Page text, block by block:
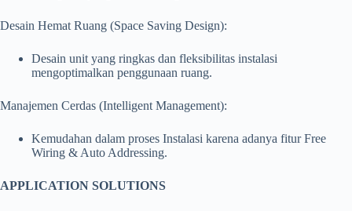
Desain Hemat Ruang (Space Saving Design):
Desain unit yang ringkas dan fleksibilitas instalasi
mengoptimalkan penggunaan ruang.
Manajemen Cerdas (Intelligent Management):
Kemudahan dalam proses Instalasi karena adanya fitur Free
Wiring & Auto Addressing.
APPLICATION SOLUTIONS